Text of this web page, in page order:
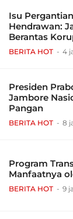
Isu
Hendrawan:
Berantas
BERITA HOT 4
Presiden
Jambore
Pangan
BERITA HOT 8
Program
Manfaatnya
BERITA HOT 9